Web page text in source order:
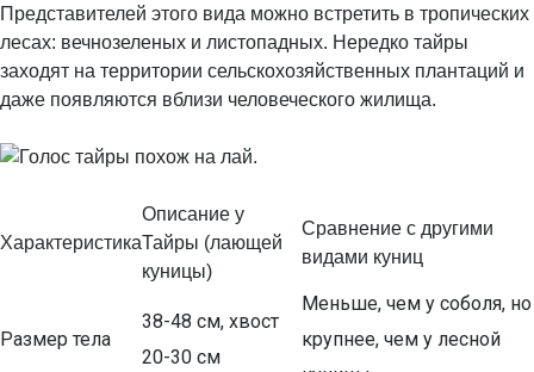
Представителей этого вида можно встретить в тропических
лесах: вечнозеленых и листопадных. Нередко тайры
заходят на территории сельскохозяйственных плантаций и
даже появляются вблизи человеческого жилища.
Характеристика
Описание у
Тайры (лающей
куницы)
Сравнение с другими
видами куниц
Размер тела
38-48 см, хвост
20-30 см
Меньше, чем у соболя, но
крупнее, чем у лесной